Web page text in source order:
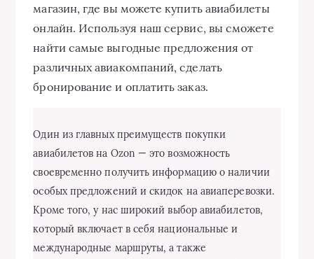
магазин, где вы можете купить авиабилеты
онлайн. Используя наш сервис, вы сможете
найти самые выгодные предложения от
различных авиакомпаний, сделать
бронирование и оплатить заказ.
Один из главных преимуществ покупки
авиабилетов на Ozon — это возможность
своевременно получить информацию о наличии
особых предложений и скидок на авиаперевозки.
Кроме того, у нас широкий выбор авиабилетов,
который включает в себя национальные и
международные маршруты, а также